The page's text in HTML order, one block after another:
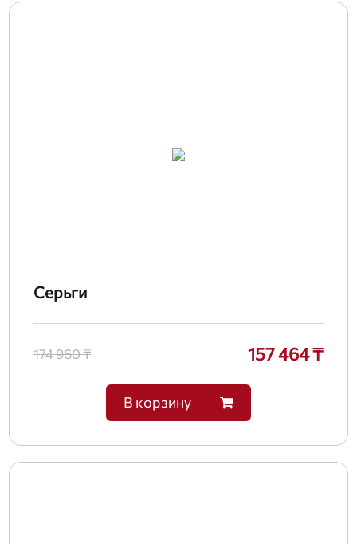
Серьги
174 960 ₸ 157 464 ₸
В корзину